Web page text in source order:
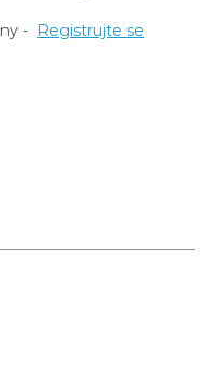
- Registrujte se